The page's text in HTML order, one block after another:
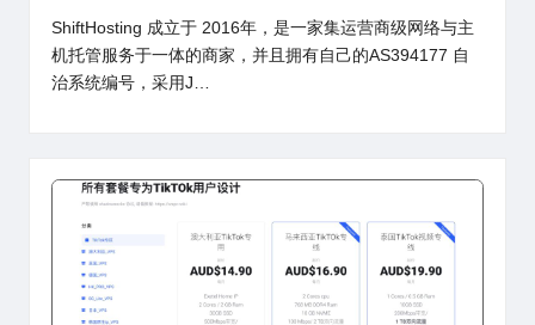
ShiftHosting 成立于 2016年，是一家集运营商级网络与主
机托管服务于一体的商家，并且拥有自己的AS394177 自
治系统编号，采用J…